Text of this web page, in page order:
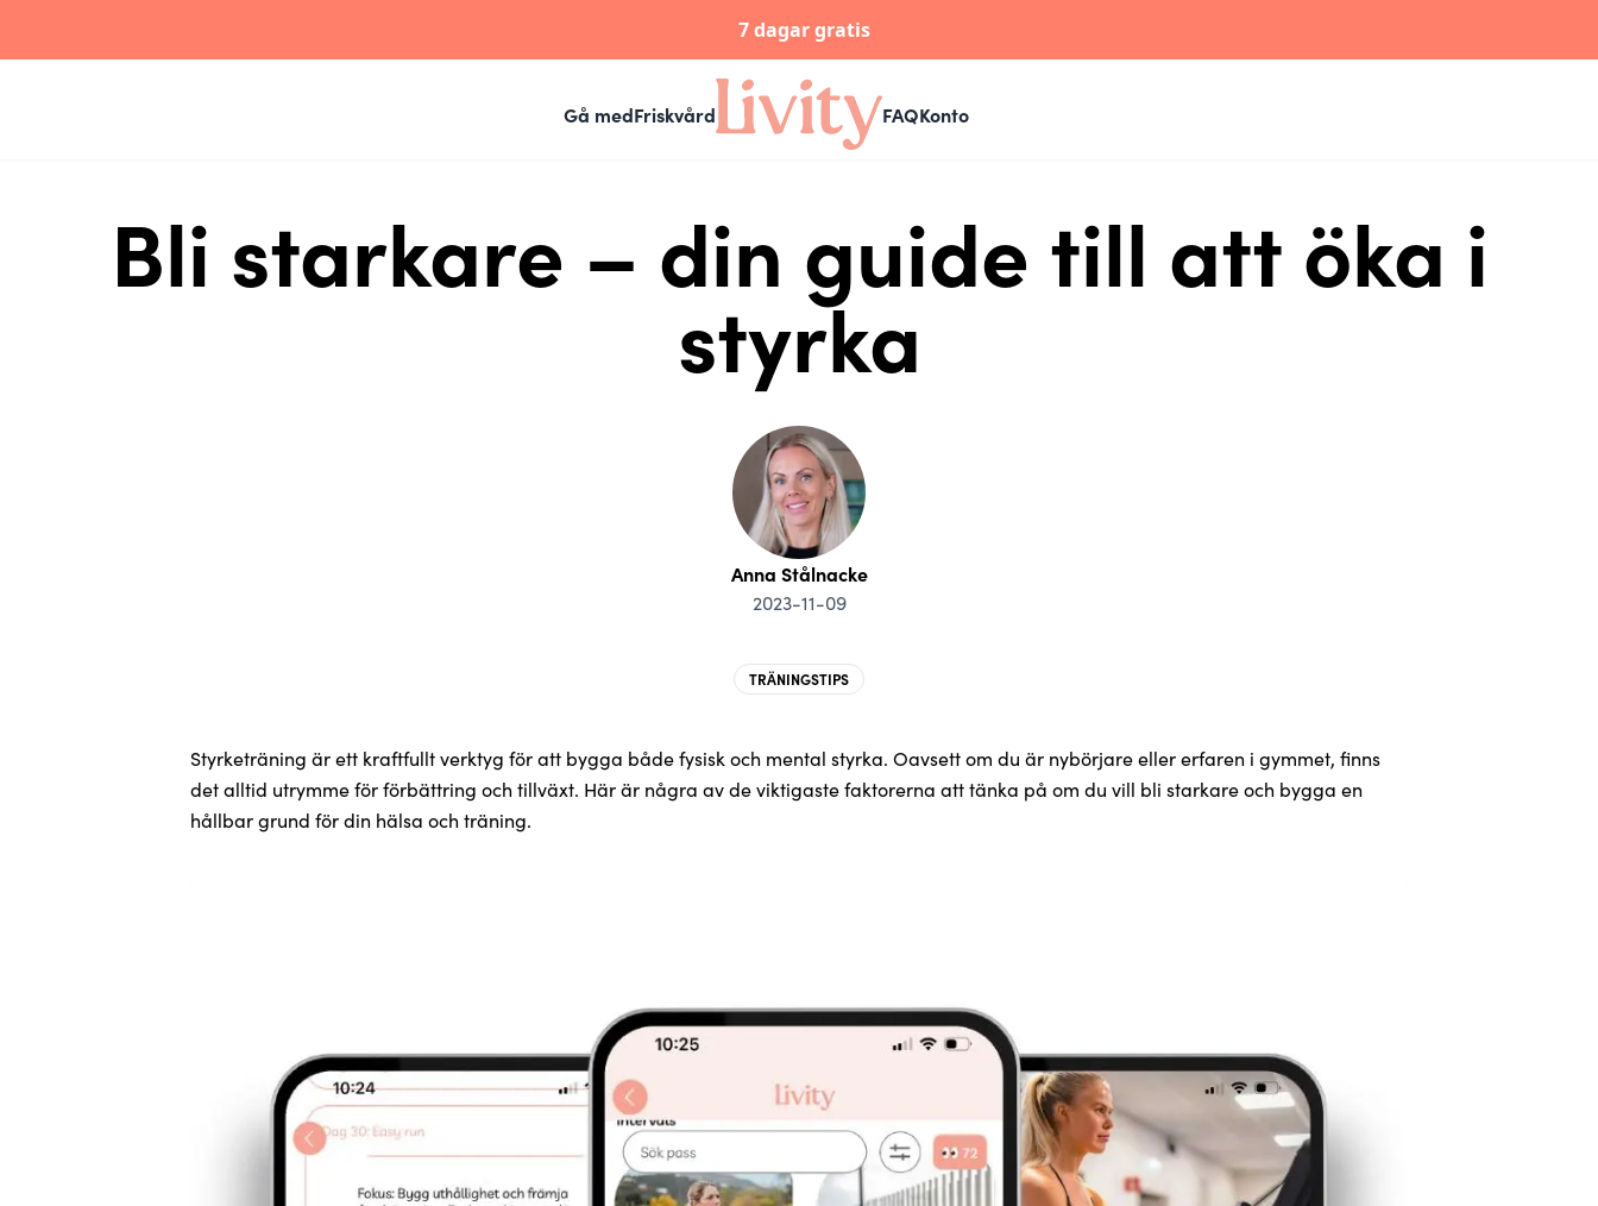
7 dagar gratis
Gå medFriskvård FAQKonto
Bli starkare – din guide till att öka i
styrka
Anna Stålnacke
2023-11-09
TRÄNINGSTIPS
Styrketräning är ett kraftfullt verktyg för att bygga både fysisk och mental styrka. Oavsett om du är nybörjare eller erfaren i gymmet, finns
det alltid utrymme för förbättring och tillväxt. Här är några av de viktigaste faktorerna att tänka på om du vill bli starkare och bygga en
hållbar grund för din hälsa och träning.